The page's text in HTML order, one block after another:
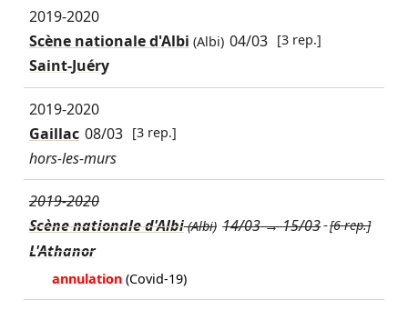
2019-2020
Scène nationale d'Albi (Albi) 04/03 [3 rep.]
Saint-Juéry
2019-2020
Gaillac 08/03 [3 rep.]
hors-les-murs
2019-2020
Scène nationale d'Albi(Albi) 14/03→15/03 [6 rep.]
L'Athanor
annulation (Covid-19)